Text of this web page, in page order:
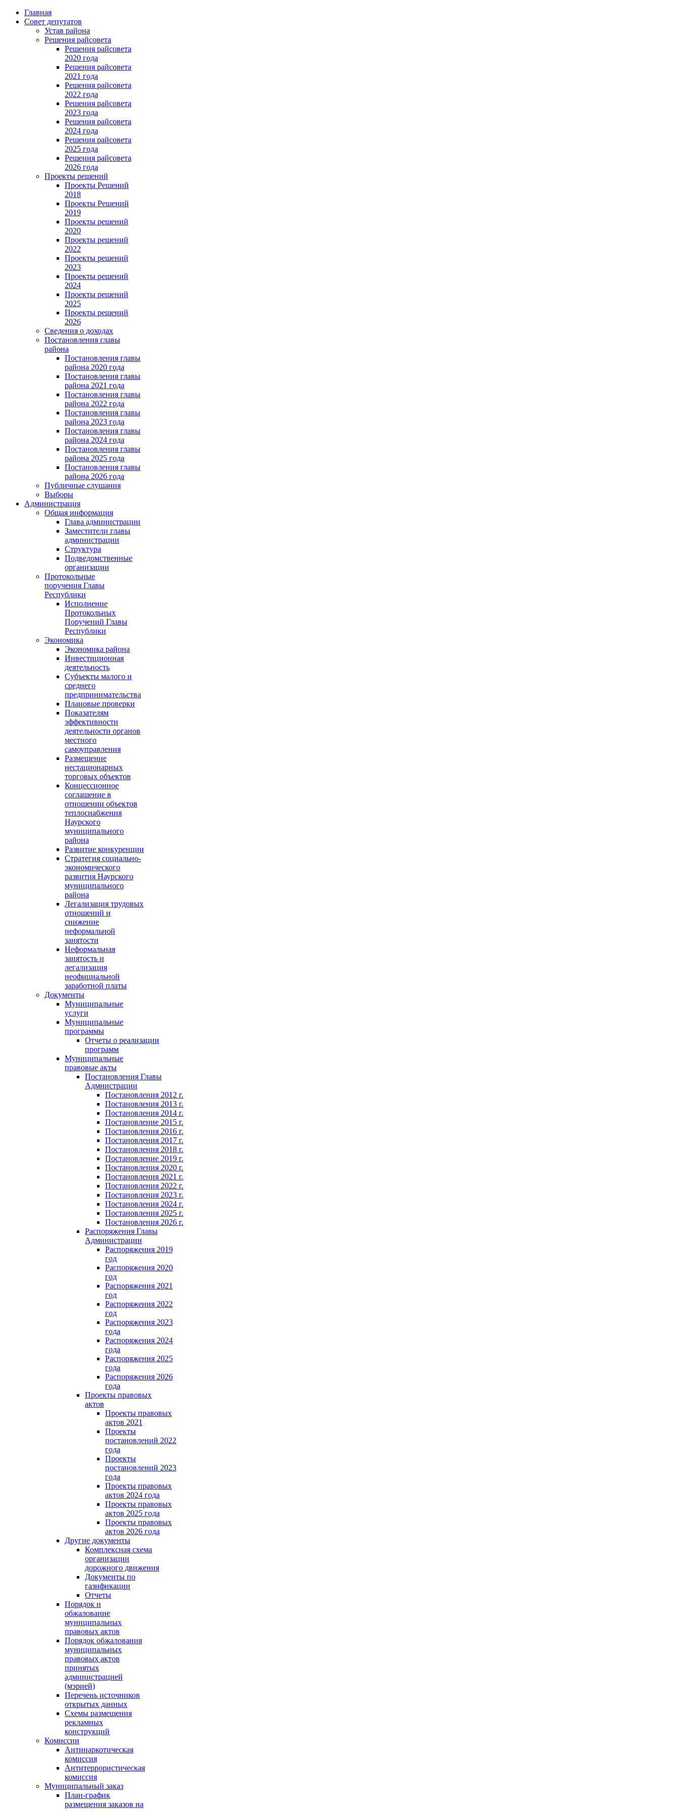
Главная
Совет депутатов
Устав района
Решения райсовета
Решения райсовета
2020 года
Решения райсовета
2021 года
Решения райсовета
2022 года
Решения райсовета
2023 года
Решения райсовета
2024 года
Решения райсовета
2025 года
Решения райсовета
2026 года
Проекты решений
Проекты Решений
2018
Проекты Решений
2019
Проекты решений
2020
Проекты решений
2022
Проекты решений
2023
Проекты решений
2024
Проекты решений
2025
Проекты решений
2026
Сведения о доходах
Постановления главы
района
Постановления главы
района 2020 года
Постановления главы
района 2021 года
Постановления главы
района 2022 года
Постановления главы
района 2023 года
Постановления главы
района 2024 года
Постановления главы
района 2025 года
Постановления главы
района 2026 года
Публичные слушания
Выборы
Администрация
Общая информация
Глава администрации
Заместители главы
администрации
Структура
Подведомственные
организации
Протокольные
поручения Главы
Республики
Исполнение
Протокольных
Поручений Главы
Республики
Экономика
Экономика района
Инвестиционная
деятельность
Субъекты малого и
среднего
предпринимательства
Плановые проверки
Показателям
эффективности
деятельности органов
местного
самоуправления
Размещение
нестационарных
торговых объектов
Концессионное
соглашение в
отношении объектов
теплоснабжения
Наурского
муниципального
района
Развитие конкуренции
Стратегия социально-
экономического
развития Наурского
муниципального
района
Легализация трудовых
отношений и
снижение
неформальной
занятости
Неформальная
занятость и
легализация
неофициальной
заработной платы
Документы
Муниципальные
услуги
Муниципальные
программы
Отчеты о реализации
программ
Муниципальные
правовые акты
Постановления Главы
Адмнистрации
Постановления 2012 г.
Постановления 2013 г.
Постановления 2014 г.
Постановление 2015 г.
Постановления 2016 г.
Постановления 2017 г.
Постановления 2018 г.
Постановление 2019 г.
Постановления 2020 г.
Постановления 2021 г.
Постановления 2022 г.
Постановления 2023 г.
Постановления 2024 г.
Постановления 2025 г.
Постановления 2026 г.
Распоряжения Главы
Администрации
Распоряжения 2019
год
Распоряжения 2020
год
Распоряжения 2021
год
Распоряжения 2022
год
Распоряжения 2023
года
Распоряжения 2024
года
Распоряжения 2025
года
Распоряжения 2026
года
Проекты правовых
актов
Проекты правовых
актов 2021
Проекты
постановлений 2022
года
Проекты
постановлений 2023
года
Проекты правовых
актов 2024 года
Проекты правовых
актов 2025 года
Проекты правовых
актов 2026 года
Другие документы
Комплексная схема
организации
дорожного движения
Документы по
газификации
Отчеты
Порядок и
обжалование
муниципальных
правовых актов
Порядок обжалования
муниципальных
правовых актов
принятых
администрацией
(мэрией)
Перечень источников
открытых данных
Схемы размещения
рекламных
конструкций
Комиссии
Антинаркотическая
комиссия
Антитеррористическая
комиссия
Муниципальный заказ
План-график
размещения заказов на